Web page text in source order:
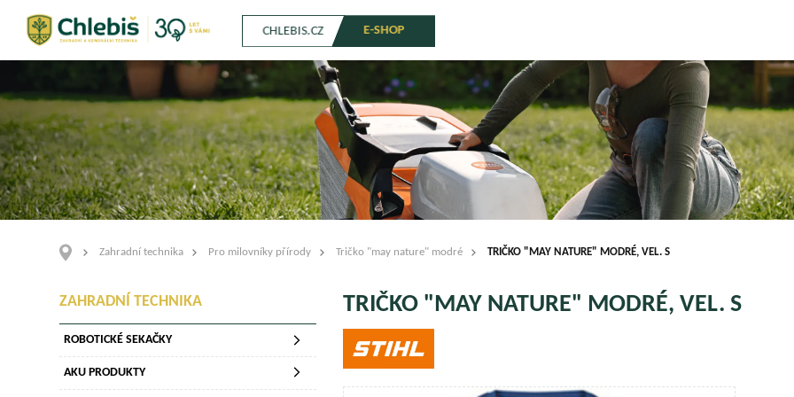
CHLEBIS.CZ E-SHOP
Zahradní technika Pro milovníky přírody Tričko "may nature" modré TRIČKO "MAY NATURE" MODRÉ, VEL. S
ZAHRADNÍ TECHNIKA
ROBOTICKÉ SEKAČKY
AKU PRODUKTY
TRIČKO "MAY NATURE" MODRÉ, VEL. S